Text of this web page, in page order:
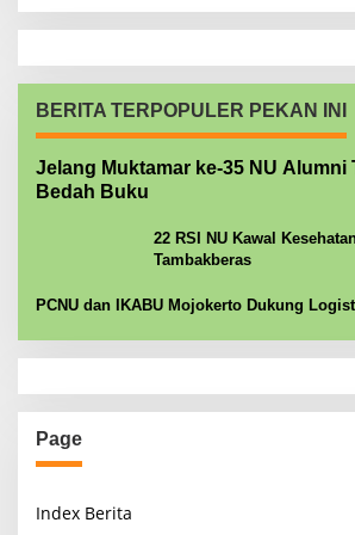
BERITA TERPOPULER PEKAN INI
Jelang Muktamar ke-35 NU Alumni
Bedah Buku
22 RSI NU Kawal
Tambakberas
PCNU dan IKABU Mojokerto Dukung
Page
Index Berita